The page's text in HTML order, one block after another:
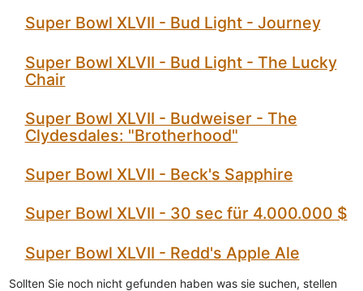
Super Bowl XLVII - Bud Light - Journey
Super Bowl XLVII - Bud Light - The Lucky
Chair
Super Bowl XLVII - Budweiser - The
Clydesdales: "Brotherhood"
Super Bowl XLVII - Beck's Sapphire
Super Bowl XLVII - 30 sec für 4.000.000 $
Super Bowl XLVII - Redd's Apple Ale
Sollten Sie noch nicht gefunden haben was sie suchen, stellen